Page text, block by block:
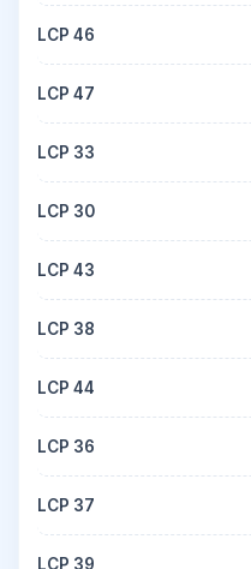
LCP 46
LCP 47
LCP 33
LCP 30
LCP 43
LCP 38
LCP 44
LCP 36
LCP 37
LCP 39